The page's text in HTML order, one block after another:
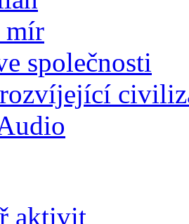
mír
společnosti
rozvíjející
aktivit